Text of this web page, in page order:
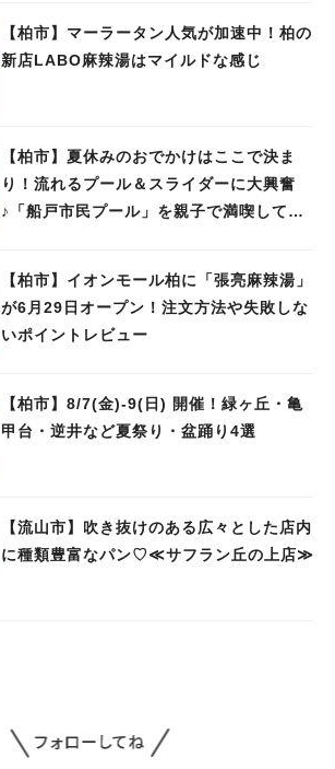
【柏市】マーラータン人気が加速中！柏の
新店LABO麻辣湯はマイルドな感じ
【柏市】夏休みのおでかけはここで決ま
り！流れるプール＆スライダーに大興奮
♪「船戸市民プール」を親子で満喫してき
【柏市】イオンモール柏に「張亮麻辣湯」
が6月29日オープン！注文方法や失敗しな
いポイントレビュー
【柏市】8/7(金)‐9(日) 開催！緑ヶ丘・亀
甲台・逆井など夏祭り・盆踊り4選
【流山市】吹き抜けのある広々とした店内
に種類豊富なパン♡≪サフラン丘の上店≫